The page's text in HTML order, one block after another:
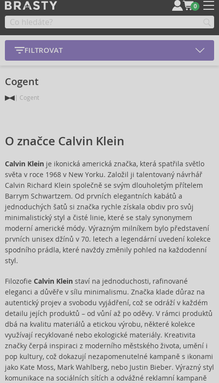
0
FILTROVAT
Cogent
Cogent
O značce Calvin Klein
Calvin Klein je ikonická americká značka, která spatřila světlo
světa v roce 1968 v New Yorku. Založil ji talentovaný návrhář
Calvin Richard Klein společně se svým dlouholetým přítelem
Barrym Schwartzem. Od prvních elegantních kabátů a
jednoduchých šatů si značka rychle získala obdiv pro svůj
minimalistický styl a čisté linie, které se staly synonymem
moderní americké módy. Výrazným milníkem bylo představení
prvních unisex džínů v 70. letech a legendární uvedení kolekce
spodního prádla, které navždy změnily pohled na každodenní
styl.
Filozofie Calvin Klein staví na jednoduchosti, rafinované
eleganci a důvěře v sílu minimalismu. Značka klade důraz na
autentický projev a svobodu vyjádření, což se odráží v každém
detailu jejích produktů – od vůní až po oděvy. V rámci produktů
dbá na kvalitu materiálů a etickou výrobu, některé kolekce
využívají recyklované nebo ekologické materiály. Kreativita
značky čerpá inspiraci z moderního městského života, umění i
pop kultury, což dokazují nezapomenutelné kampaně s ikonami
jako Kate Moss, Mark Wahlberg, nebo Justin Bieber. Výrazný styl
komunikace na sociálních sítích a odvážné reklamní kampaně